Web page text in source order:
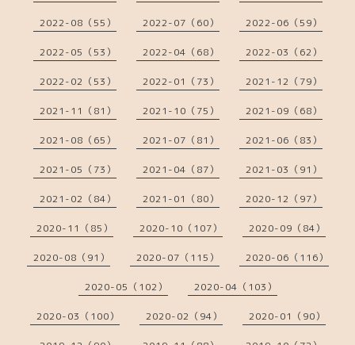
2022-08（55） 2022-07（60） 2022-06（59）
2022-05（53） 2022-04（68） 2022-03（62）
2022-02（53） 2022-01（73） 2021-12（79）
2021-11（81） 2021-10（75） 2021-09（68）
2021-08（65） 2021-07（81） 2021-06（83）
2021-05（73） 2021-04（87） 2021-03（91）
2021-02（84） 2021-01（80） 2020-12（97）
2020-11（85） 2020-10（107） 2020-09（84）
2020-08（91） 2020-07（115） 2020-06（116）
2020-05（102） 2020-04（103）
2020-03（100） 2020-02（94） 2020-01（90）